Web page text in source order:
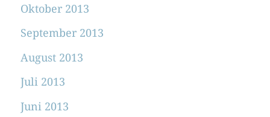
Oktober 2013
September 2013
August 2013
Juli 2013
Juni 2013